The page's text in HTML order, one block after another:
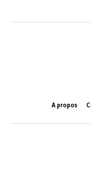
A propos